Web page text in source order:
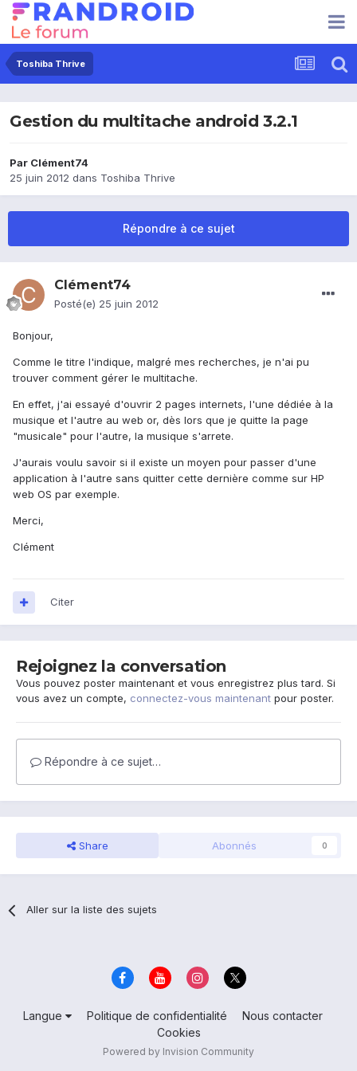
Toshiba Thrive
Gestion du multitache android 3.2.1
Par Clément74
25 juin 2012 dans Toshiba Thrive
Répondre à ce sujet
Clément74
Posté(e) 25 juin 2012
Bonjour,
Comme le titre l'indique, malgré mes recherches, je n'ai pu
trouver comment gérer le multitache.
En effet, j'ai essayé d'ouvrir 2 pages internets, l'une dédiée à la
musique et l'autre au web or, dès lors que je quitte la page
"musicale" pour l'autre, la musique s'arrete.
J'aurais voulu savoir si il existe un moyen pour passer d'une
application à l'autre sans quitter cette dernière comme sur HP
web OS par exemple.
Merci,
Clément
Citer
Rejoignez la conversation
Vous pouvez poster maintenant et vous enregistrez plus tard. Si
vous avez un compte, connectez-vous maintenant pour poster.
Répondre à ce sujet…
Share Abonnés 0
Aller sur la liste des sujets
Langue Politique de confidentialité
Nous contacter
Cookies
Powered by Invision Community